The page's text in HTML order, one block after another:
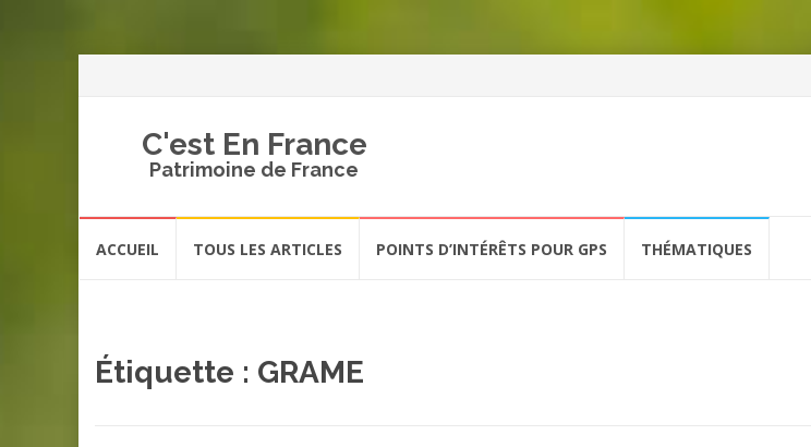
C'est En France
Patrimoine de France
ACCUEIL TOUS LES ARTICLES POINTS D’INTÉRÊTS POUR GPS THÉMATIQUES
Étiquette : GRAME